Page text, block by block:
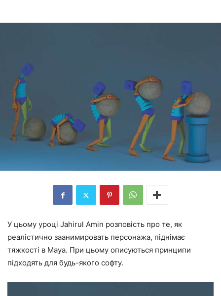
У цьому уроці Jahirul Amin розповість про те, як
реалістично заанимировать персонажа, піднімає
тяжкості в Maya. При цьому описуються принципи
підходять для будь-якого софту.